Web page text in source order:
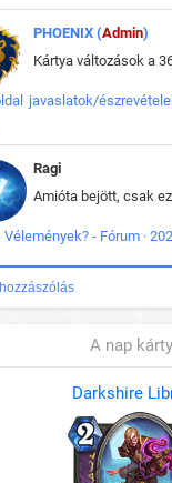
PHOENIX (Admin)
javaslatok/
Ragi
Vélemények? - Fórum ·
A nap
Darkshire